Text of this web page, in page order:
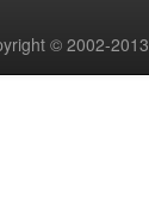
© 2002-2013